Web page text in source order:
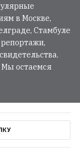
в Москве,
Стамбуле
Мы остаемся